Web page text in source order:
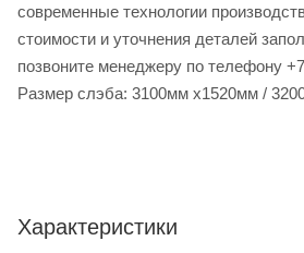
современные технологии
стоимости и уточнения деталей
позвоните менеджеру по телефону
Размер слэба: 3100мм х1520мм /
Характеристики